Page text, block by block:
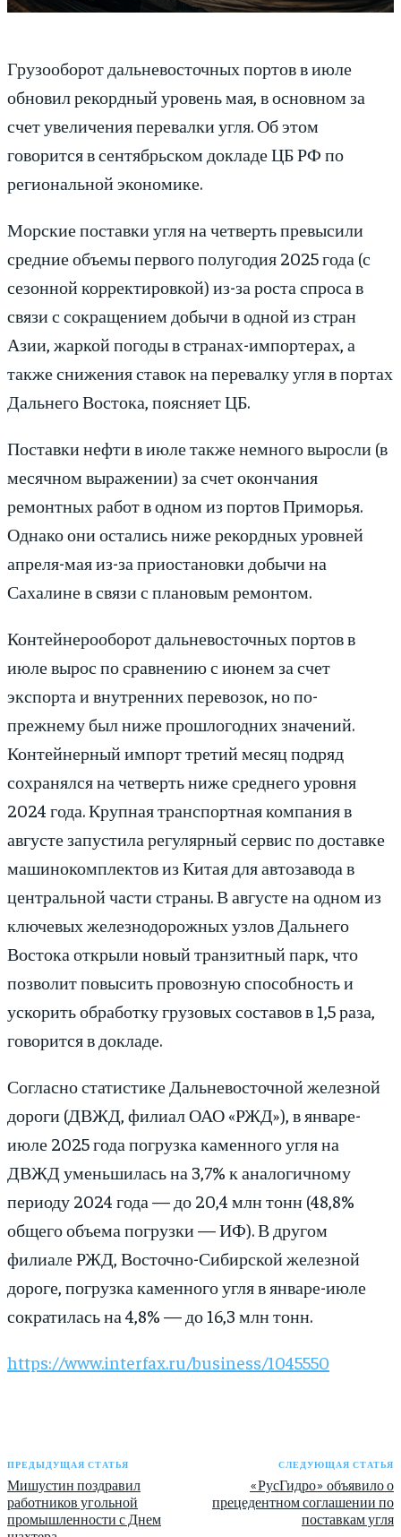
Грузооборот дальневосточных портов в июле
обновил рекордный уровень мая, в основном за
счет увеличения перевалки угля. Об этом
говорится в сентябрьском докладе ЦБ РФ по
региональной экономике.
Морские поставки угля на четверть превысили
средние объемы первого полугодия 2025 года (с
сезонной корректировкой) из-за роста спроса в
связи с сокращением добычи в одной из стран
Азии, жаркой погоды в странах-импортерах, а
также снижения ставок на перевалку угля в портах
Дальнего Востока, поясняет ЦБ.
Поставки нефти в июле также немного выросли (в
месячном выражении) за счет окончания
ремонтных работ в одном из портов Приморья.
Однако они остались ниже рекордных уровней
апреля-мая из-за приостановки добычи на
Сахалине в связи с плановым ремонтом.
Контейнерооборот дальневосточных портов в
июле вырос по сравнению с июнем за счет
экспорта и внутренних перевозок, но по-
прежнему был ниже прошлогодних значений.
Контейнерный импорт третий месяц подряд
сохранялся на четверть ниже среднего уровня
2024 года. Крупная транспортная компания в
августе запустила регулярный сервис по доставке
машинокомплектов из Китая для автозавода в
центральной части страны. В августе на одном из
ключевых железнодорожных узлов Дальнего
Востока открыли новый транзитный парк, что
позволит повысить провозную способность и
ускорить обработку грузовых составов в 1,5 раза,
говорится в докладе.
Согласно статистике Дальневосточной железной
дороги (ДВЖД, филиал ОАО «РЖД»), в январе-
июле 2025 года погрузка каменного угля на
ДВЖД уменьшилась на 3,7% к аналогичному
периоду 2024 года — до 20,4 млн тонн (48,8%
общего объема погрузки — ИФ). В другом
филиале РЖД, Восточно-Сибирской железной
дороге, погрузка каменного угля в январе-июле
сократилась на 4,8% — до 16,3 млн тонн.
https://www.interfax.ru/business/1045550
ПРЕДЫДУЩАЯ СТАТЬЯ
Мишустин поздравил
работников угольной
промышленности с Днем
СЛЕДУЮЩАЯ СТАТЬЯ
«РусГидро» объявило о
прецедентном соглашении по
поставкам угля